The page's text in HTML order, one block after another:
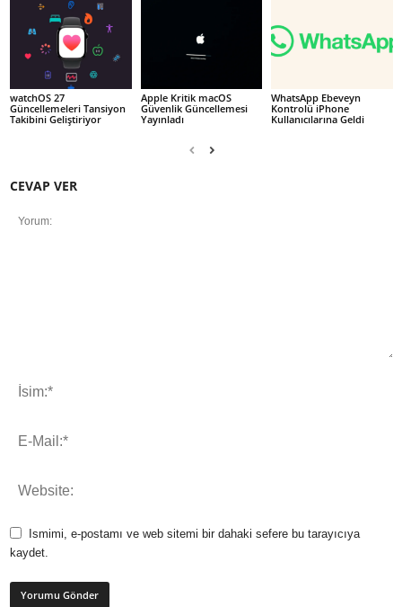
watchOS 27
Güncellemeleri Tansiyon
Takibini Geliştiriyor
Apple Kritik macOS
Güvenlik Güncellemesi
Yayınladı
WhatsApp Ebeveyn
Kontrolü iPhone
Kullanıcılarına Geldi
CEVAP VER
Ismimi, e-postamı ve web sitemi bir dahaki sefere bu tarayıcıya
kaydet.